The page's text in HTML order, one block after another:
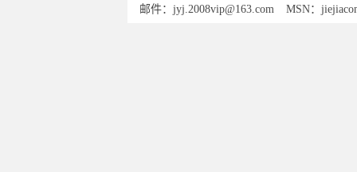
邮件：jyj.2008vip@163.com MSN：